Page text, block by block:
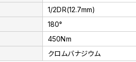
1/2DR(12.7mm)
180°
450Nm
クロムバナジウム